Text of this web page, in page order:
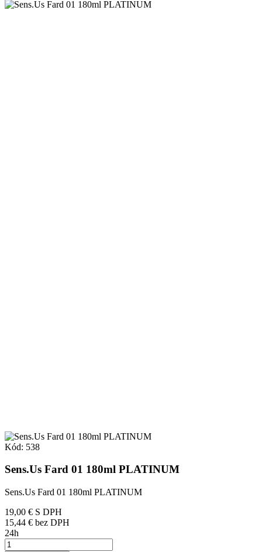
Kód: 538
Sens.Us Fard 01 180ml PLATINUM
Sens.Us Fard 01 180ml PLATINUM
19,00 € S DPH
15,44 € bez DPH
24h